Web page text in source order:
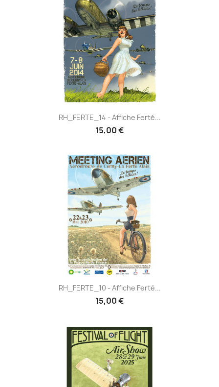
RH_FERTE_14 - Affiche Ferté...
15,00 €
RH_FERTE_10 - Affiche Ferté...
15,00 €